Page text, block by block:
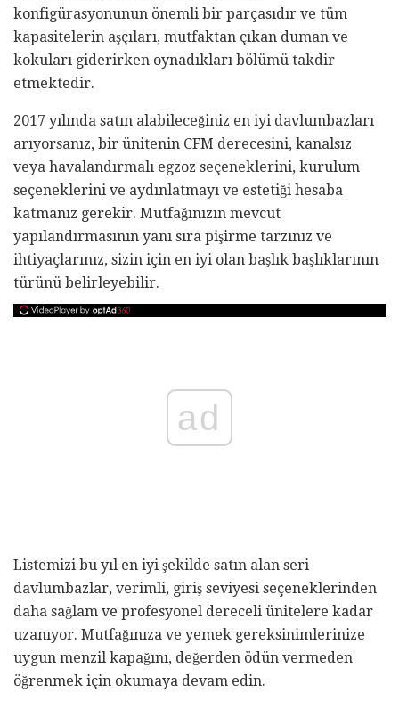
konfigürasyonunun önemli bir parçasıdır ve tüm
kapasitelerin aşçıları, mutfaktan çıkan duman ve
kokuları giderirken oynadıkları bölümü takdir
etmektedir.
2017 yılında satın alabileceğiniz en iyi davlumbazları
arıyorsanız, bir ünitenin CFM derecesini, kanalsız
veya havalandırmalı egzoz seçeneklerini, kurulum
seçeneklerini ve aydınlatmayı ve estetiği hesaba
katmanız gerekir. Mutfağınızın mevcut
yapılandırmasının yanı sıra pişirme tarzınız ve
ihtiyaçlarınız, sizin için en iyi olan başlık başlıklarının
türünü belirleyebilir.
ad
Listemizi bu yıl en iyi şekilde satın alan seri
davlumbazlar, verimli, giriş seviyesi seçeneklerinden
daha sağlam ve profesyonel dereceli ünitelere kadar
uzanıyor. Mutfağınıza ve yemek gereksinimlerinize
uygun menzil kapağını, değerden ödün vermeden
öğrenmek için okumaya devam edin.